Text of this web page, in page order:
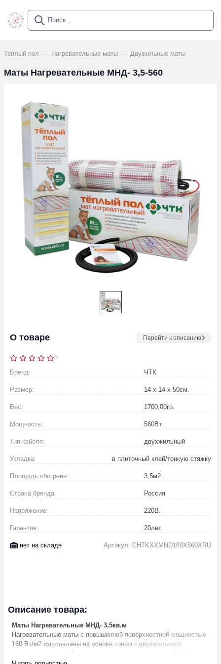
Теплый пол Нагревательные маты Двужильные маты
Маты Нагревательные МНД- 3,5-560
О товаре Перейти к описанию
0
Бренд:
ЧТК
Размер: 14 х 14 х 50см.
Вес: 1700,00гр.
Мощность: 560Вт.
Тип кабеля: двухжильный
Укладка: в плиточный клей/тонкую стяжку
Площадь обогрева: 3,5м2.
Страна бренда: Россия
Напряжение: 220В.
Гарантия: 20лет.
нет на складе Артикул: CHTKXXMND160X560XRU
Описание товара:
Маты Нагревательные МНД- 3,5кв.м
Нагревательные маты с повышенной поверхностной мощностью
160 Вт/м2 изготовлены на основе тонкого двухжильного
нагревательного кабеля и применяются в системах «Тонкий